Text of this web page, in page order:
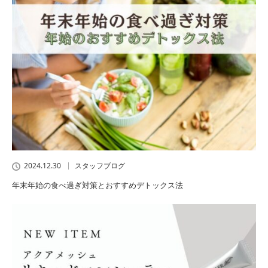
2024.12.30 スタッフブログ
年末年始の食べ過ぎ対策とおすすめデトックス法